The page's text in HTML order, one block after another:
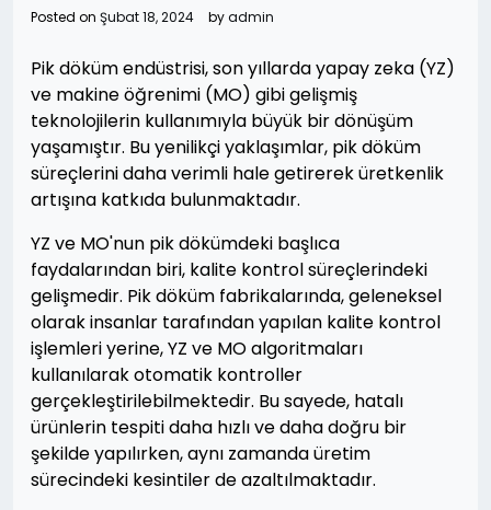
Posted on Şubat 18, 2024 byadmin
Pik döküm endüstrisi, son yıllarda yapay zeka (YZ)
ve makine öğrenimi (MO) gibi gelişmiş
teknolojilerin kullanımıyla büyük bir dönüşüm
yaşamıştır. Bu yenilikçi yaklaşımlar, pik döküm
süreçlerini daha verimli hale getirerek üretkenlik
artışına katkıda bulunmaktadır.
YZ ve MO'nun pik dökümdeki başlıca
faydalarından biri, kalite kontrol süreçlerindeki
gelişmedir. Pik döküm fabrikalarında, geleneksel
olarak insanlar tarafından yapılan kalite kontrol
işlemleri yerine, YZ ve MO algoritmaları
kullanılarak otomatik kontroller
gerçekleştirilebilmektedir. Bu sayede, hatalı
ürünlerin tespiti daha hızlı ve daha doğru bir
şekilde yapılırken, aynı zamanda üretim
sürecindeki kesintiler de azaltılmaktadır.